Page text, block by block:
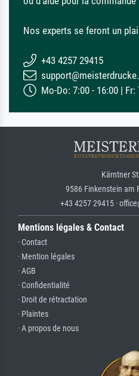
Nos experts se feront un
+43 4257 29415
Mo-Do: 7:00 - 16:00 | Fr:
Kärntner
9586 Finkenstein am
+43 4257 29415 ·
Mentions légales & Contact
· Contact
· Mention légales
· AGB
· Confidentialité
· Droit de rétractation
· Plaintes
· A propos de nous